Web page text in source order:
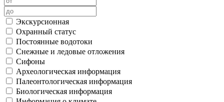
Экскурсионная
Охранный статус
Постоянные водотоки
Снежные и ледовые отложения
Сифоны
Археологическая информация
Палеонтологическая информация
Биологическая информация